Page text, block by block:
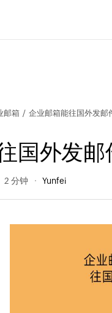
邮箱 / 企业邮箱能往国外发邮
国外发
2 分钟 Yunfei